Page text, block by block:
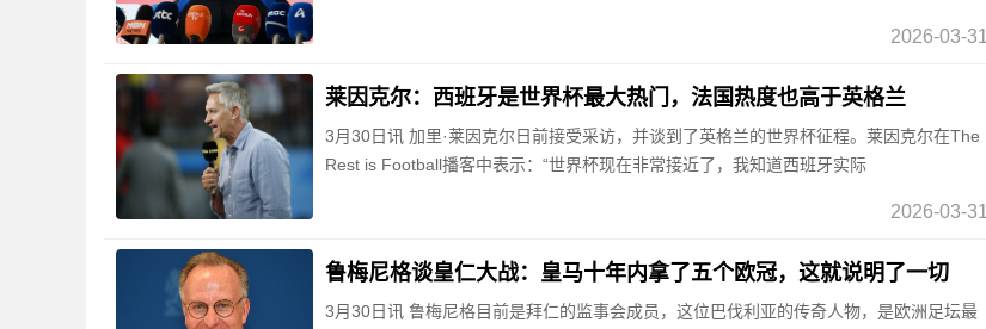
2026-03-31
莱因克尔：西班牙是世界杯最大热门，法国热度也高于英格兰
3月30日讯 加里·莱因克尔日前接受采访，并谈到了英格兰的世界杯征程。莱因克尔在The
Rest is Football播客中表示：“世界杯现在非常接近了，我知道西班牙实际
2026-03-31
鲁梅尼格谈皇仁大战：皇马十年内拿了五个欧冠，这就说明了一切
3月30日讯 鲁梅尼格目前是拜仁的监事会成员，这位巴伐利亚的传奇人物，是欧洲足坛最